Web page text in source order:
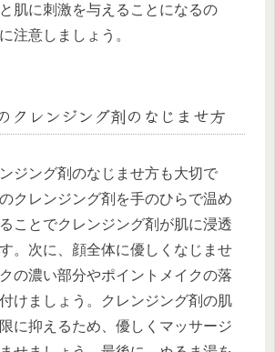
肌に刺激を与えることになるの
注意しましょう。
クレンジング剤のなじませ方
ジング剤のなじませ方も大切で
クレンジング剤を手のひらで温め
ことでクレンジング剤が肌に浸透
。次に、顔全体に優しくなじませ
の濃い部分やポイントメイクの落
けましょう。クレンジング剤の肌
に抑えるため、優しくマッサージ